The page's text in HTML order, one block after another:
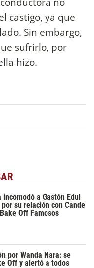
castigo, ya que
Sin embargo,
sufrirlo, por
hizo.
incomodó a Gastón Edul
su relación con Cande
Off Famosos
por Wanda Nara: se
Off y alertó a todos